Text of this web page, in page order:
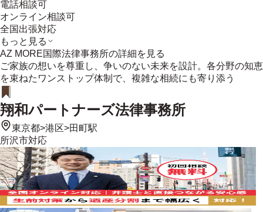
電話相談可
オンライン相談可
全国出張対応
もっと見る
AZ MORE国際法律事務所の詳細を見る
ご家族の想いを尊重し、争いのない未来を設計。各分野の知恵
を束ねたワンストップ体制で、複雑な相続にも寄り添う
翔和パートナーズ法律事務所
東京都>港区>田町駅
所沢市対応